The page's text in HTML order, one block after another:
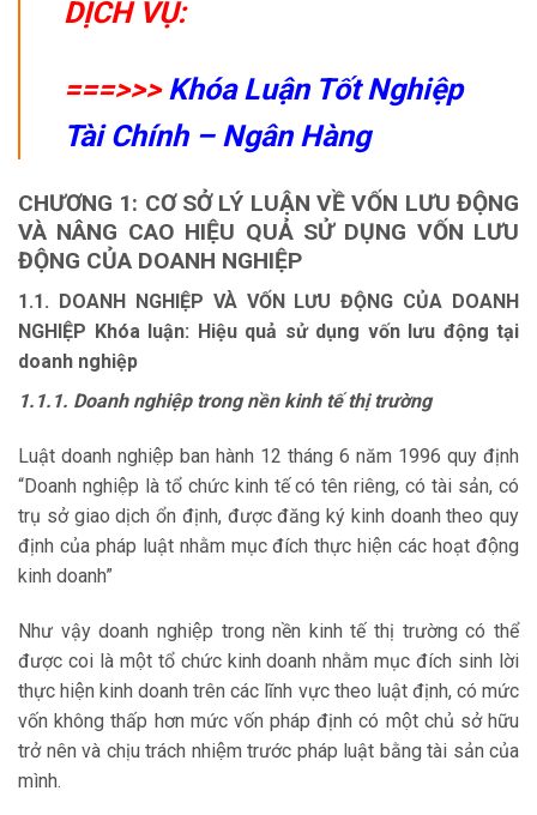
DỊCH VỤ:
===>>>Khóa Luận Tốt Nghiệp
Tài Chính – Ngân Hàng
CHƯƠNG 1: CƠ SỞ LÝ LUẬN VỀ VỐN LƯU ĐỘNG
VÀ NÂNG CAO HIỆU QUẢ SỬ DỤNG VỐN LƯU
ĐỘNG CỦA DOANH NGHIỆP
1.1. DOANH NGHIỆP VÀ VỐN LƯU ĐỘNG CỦA DOANH
NGHIỆP Khóa luận: Hiệu quả sử dụng vốn lưu động tại
doanh nghiệp
1.1.1. Doanh nghiệp trong nền kinh tế thị trường
Luật doanh nghiệp ban hành 12 tháng 6 năm 1996 quy định
“Doanh nghiệp là tổ chức kinh tế có tên riêng, có tài sản, có
trụ sở giao dịch ổn định, được đăng ký kinh doanh theo quy
định của pháp luật nhằm mục đích thực hiện các hoạt động
kinh doanh”
Như vậy doanh nghiệp trong nền kinh tế thị trường có thể
được coi là một tổ chức kinh doanh nhằm mục đích sinh lời
thực hiện kinh doanh trên các lĩnh vực theo luật định, có mức
vốn không thấp hơn mức vốn pháp định có một chủ sở hữu
trở nên và chịu trách nhiệm trước pháp luật bằng tài sản của
mình.